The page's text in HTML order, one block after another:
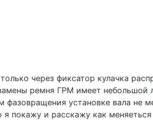
через фиксатор кулачка
ремня ГРМ имеет небольшой
установке вала не
покажу и расскажу как